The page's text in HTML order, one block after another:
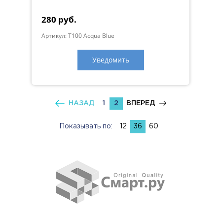
280 руб.
Артикул: T100 Acqua Blue
Уведомить
НАЗАД 1 2 ВПЕРЕД
Показывать по: 12 36 60